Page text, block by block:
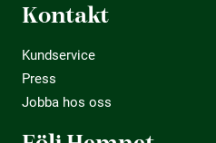
Kontakt
Kundservice
Press
Jobba hos oss